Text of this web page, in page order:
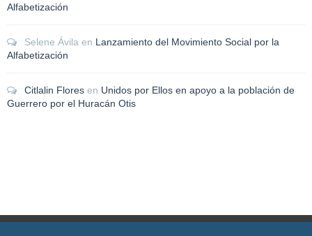
Alfabetización
Selene Ávila en Lanzamiento del Movimiento Social por la
Alfabetización
Citlalin Flores en Unidos por Ellos en apoyo a la población de
Guerrero por el Huracán Otis